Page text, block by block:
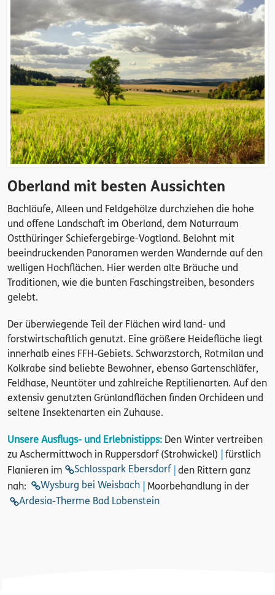
Oberland mit besten Aussichten
Bachläufe, Alleen und Feldgehölze durchziehen die hohe
und offene Landschaft im Oberland, dem Naturraum
Ostthüringer Schiefergebirge-Vogtland. Belohnt mit
beeindruckenden Panoramen werden Wandernde auf den
welligen Hochflächen. Hier werden alte Bräuche und
Traditionen, wie die bunten Faschingstreiben, besonders
gelebt.
Der überwiegende Teil der Flächen wird land- und
forstwirtschaftlich genutzt. Eine größere Heidefläche liegt
innerhalb eines FFH-Gebiets. Schwarzstorch, Rotmilan und
Kolkrabe sind beliebte Bewohner, ebenso Gartenschläfer,
Feldhase, Neuntöter und zahlreiche Reptilienarten. Auf den
extensiv genutzten Grünlandflächen finden Orchideen und
seltene Insektenarten ein Zuhause.
Unsere Ausflugs- und Erlebnistipps: Den Winter vertreiben
zu Aschermittwoch in Ruppersdorf (Strohwickel)
fürstlich
Flanieren im
Schlosspark Ebersdorf
den Rittern ganz
nah:
Wysburg bei Weisbach
Moorbehandlung in der
Ardesia-Therme Bad Lobenstein